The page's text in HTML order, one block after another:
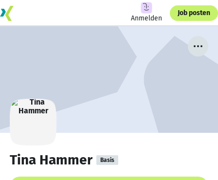
Anmelden
Job posten
Tina Hammer Basis